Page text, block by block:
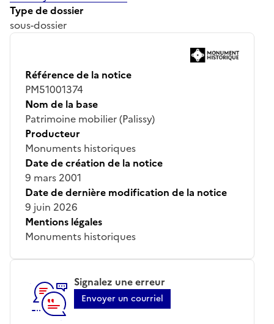
Type de dossier
sous-dossier
Référence de la notice
PM51001374
Nom de la base
Patrimoine mobilier (Palissy)
Producteur
Monuments historiques
Date de création de la notice
9 mars 2001
Date de dernière modification de la notice
9 juin 2026
Mentions légales
Monuments historiques
Signalez une erreur
Envoyer un courriel